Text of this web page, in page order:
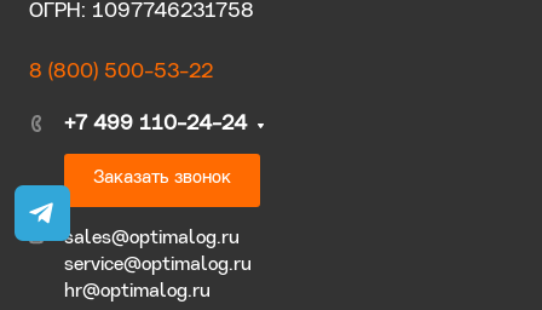
ОГРН: 1097746231758
8 (800) 500-53-22
+7 499 110-24-24
Заказать звонок
sales@optimalog.ru
service@optimalog.ru
hr@optimalog.ru